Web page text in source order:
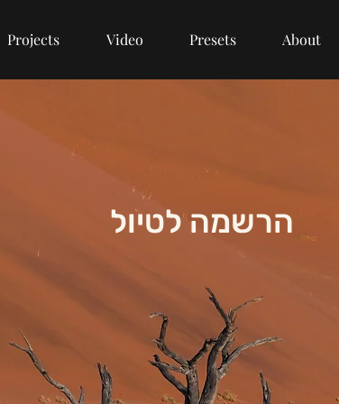
Projects Video Presets About
הרשמה לטיול